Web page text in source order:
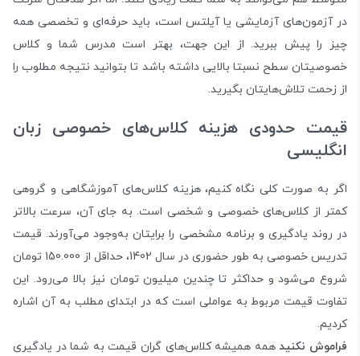
در آزمون‌های آزمایشی یا آیلتس است، باید حرفه‌ای و تخصصی همه
چیز را پیش ببرید. از این جهت، بهتر است مدرس شما و کلاس‌
خصوصیتان سطح نسبتا بالایی داشته باشد تا بتوانید نتیجه مطلوب را
از زحمت تلاش‌هایتان بگیرید.
قیمت حدودی هزینه کلاس‌های خصوصی زبان
انگلیسی
اگر به صورت کلی نگاه کنیم، هزینه کلاس‌های آموزشگاهی و گروهی
کمتر از کلاس‌های خصوصی و شخصی است. به جای آن، سرعت بالاتر
در روند یادگیری و برنامه مشخصی را برایتان به‌وجود می‌آورند. قیمت
تدریس خصوصی به طور حضوری در سال 1402، حداقل از 150.000 تومان
شروع می‌شود و حداکثر تا چندین میلیون تومان نیز بالا می‌رود. این
تفاوت قیمت مربوط به عواملی است که در ابتدای مطلب به آن اشاره
کردیم.
فراموش نکنیدهمه همیشه کلاس‌های گران قیمت به شما در یادگیری